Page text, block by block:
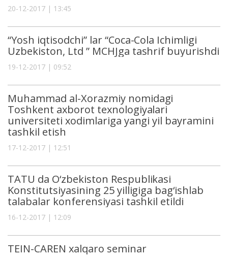
20-12-2017 | 13:45
“Yosh iqtisodchi” lar “Coca-Cola Ichimligi
Uzbekiston, Ltd ” MCHJga tashrif buyurishdi
19-12-2017 | 09:52
Muhammad al-Xorazmiy nomidagi
Toshkent axborot texnologiyalari
universiteti xodimlariga yangi yil bayramini
tashkil etish
17-12-2017 | 12:51
TATU da O‘zbekiston Respublikasi
Konstitutsiyasining 25 yilligiga bag‘ishlab
talabalar konferensiyasi tashkil etildi
16-12-2017 | 12:09
TEIN-CAREN xalqaro seminar